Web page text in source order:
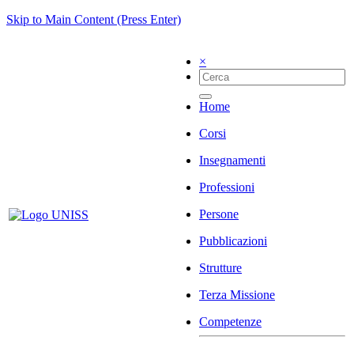
Skip to Main Content (Press Enter)
×
Home
Corsi
Insegnamenti
Professioni
Persone
Pubblicazioni
Strutture
Terza Missione
Competenze